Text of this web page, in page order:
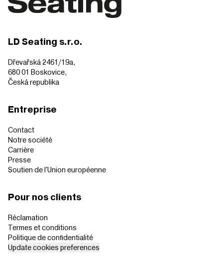
LD Seating s.r.o.
Dřevařská 2461/19a,
680 01 Boskovice,
Česká republika
Entreprise
Contact
Notre société
Carrière
Presse
Soutien de l'Union européenne
Pour nos clients
Réclamation
Termes et conditions
Politique de confidentialité
Update cookies preferences